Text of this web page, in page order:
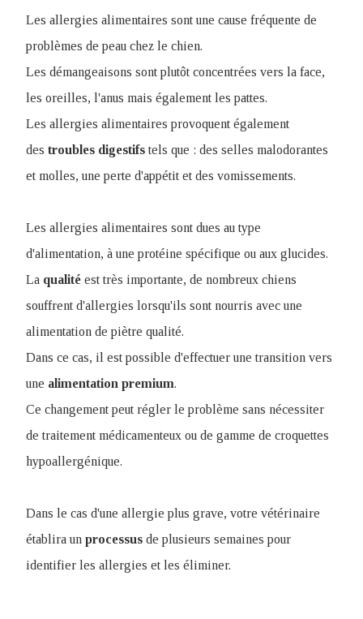
Les allergies alimentaires sont une cause fréquente de
problèmes de peau chez le chien.
Les démangeaisons sont plutôt concentrées vers la face,
les oreilles, l'anus mais également les pattes.
Les allergies alimentaires provoquent également
des troubles digestifstels que : des selles malodorantes
et molles, une perte d'appétit et des vomissements.
Les allergies alimentaires sont dues au type
d'alimentation, à une protéine spécifique ou aux glucides.
La qualité est très importante, de nombreux chiens
souffrent d'allergies lorsqu'ils sont nourris avec une
alimentation de piètre qualité.
Dans ce cas, il est possible d'effectuer une transition vers
une alimentation premium.
Ce changement peut régler le problème sans nécessiter
de traitement médicamenteux ou de gamme de croquettes
hypoallergénique.
Dans le cas d'une allergie plus grave, votre vétérinaire
établira un processus de plusieurs semaines pour
identifier les allergies et les éliminer.